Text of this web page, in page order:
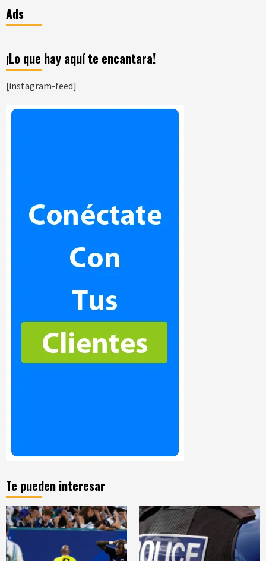
Ads
¡Lo que hay aquí te encantara!
[instagram-feed]
Te pueden interesar